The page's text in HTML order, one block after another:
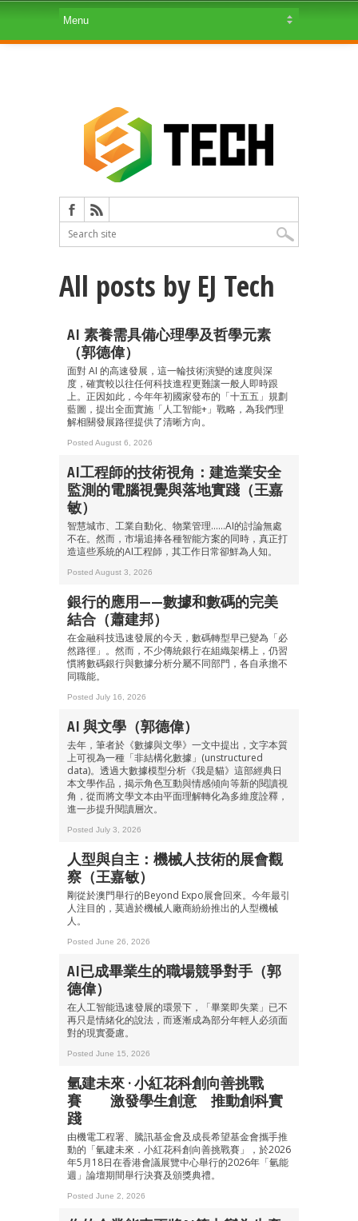
All posts by EJ Tech
AI 素養需具備心理學及哲學元素
（郭德偉）
面對 AI 的高速發展，這一輪技術演變的速度與深
度，確實較以往任何科技進程更難讓一般人即時跟
上。正因如此，今年年初國家發布的「十五五」規劃
藍圖，提出全面實施「人工智能+」戰略，為我們理
解相關發展路徑提供了清晰方向。
Posted August 6, 2026
AI工程師的技術視角：建造業安全
監測的電腦視覺與落地實踐（王嘉
敏）
智慧城市、工業自動化、物業管理……AI的討論無處
不在。然而，市場追捧各種智能方案的同時，真正打
造這些系統的AI工程師，其工作日常卻鮮為人知。
Posted August 3, 2026
銀行的應用——數據和數碼的完美
結合（蕭建邦）
在金融科技迅速發展的今天，數碼轉型早已變為「必
然路徑」。然而，不少傳統銀行在組織架構上，仍習
慣將數碼銀行與數據分析分屬不同部門，各自承擔不
同職能。
Posted July 16, 2026
AI 與文學（郭德偉）
去年，筆者於《數據與文學》一文中提出，文字本質
上可視為一種「非結構化數據」(unstructured
data)。透過大數據模型分析《我是貓》這部經典日
本文學作品，揭示角色互動與情感傾向等新的閱讀視
角，從而將文學文本由平面理解轉化為多維度詮釋，
進一步提升閱讀層次。
Posted July 3, 2026
人型與自主：機械人技術的展會觀
察（王嘉敏）
剛從於澳門舉行的Beyond Expo展會回來。今年最引
人注目的，莫過於機械人廠商紛紛推出的人型機械
人。
Posted June 26, 2026
AI已成畢業生的職場競爭對手（郭
德偉）
在人工智能迅速發展的環景下，「畢業即失業」已不
再只是情緒化的說法，而逐漸成為部分年輕人必須面
對的現實憂慮。
Posted June 15, 2026
氫建未來 · 小紅花科創向善挑戰
賽 激發學生創意 推動創科實
踐
由機電工程署、騰訊基金會及成長希望基金會攜手推
動的「氫建未來．小紅花科創向善挑戰賽」，於2026
年5月18日在香港會議展覽中心舉行的2026年「氫能
週」論壇期間舉行決賽及頒獎典禮。
Posted June 2, 2026
成為 EJ Tech 會員